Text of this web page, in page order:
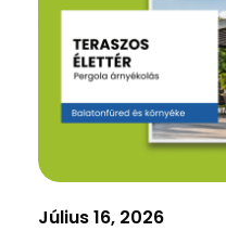
Július 16, 2026